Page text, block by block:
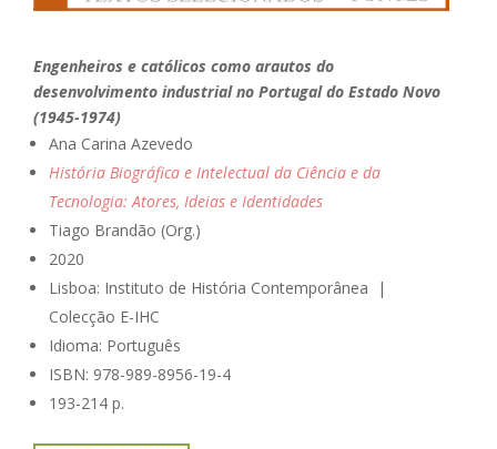
Engenheiros e católicos como arautos do
desenvolvimento industrial no Portugal do Estado Novo
(1945-1974)
Ana Carina Azevedo
História Biográfica e Intelectual da Ciência e da
Tecnologia: Atores, Ideias e Identidades
Tiago Brandão (Org.)
2020
Lisboa: Instituto de História Contemporânea |
Colecção E-IHC
Idioma: Português
ISBN: 978-989-8956-19-4
193-214 p.